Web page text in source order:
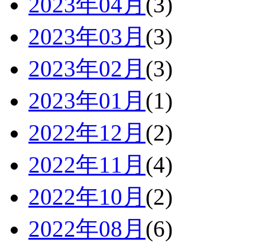
2023年03月 (3)
2023年02月 (3)
2023年01月 (1)
2022年12月 (2)
2022年11月 (4)
2022年10月 (2)
2022年08月 (6)